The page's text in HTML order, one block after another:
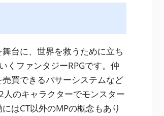
台に、世界を救うために立ち
くファンタジーRPGです。仲
買できるバサーシステムなど
のキャラクターでモンスター
はCT以外のMPの概念もあり